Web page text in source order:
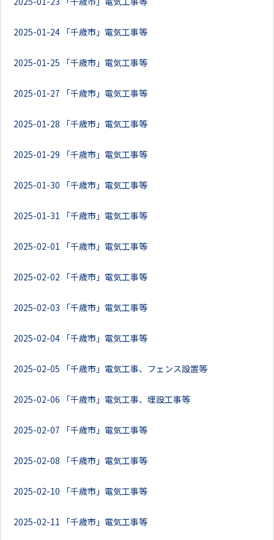
2025-01-24 「千歳市」電気工事等
2025-01-25 「千歳市」電気工事等
2025-01-27 「千歳市」電気工事等
2025-01-28 「千歳市」電気工事等
2025-01-29 「千歳市」電気工事等
2025-01-30 「千歳市」電気工事等
2025-01-31 「千歳市」電気工事等
2025-02-01 「千歳市」電気工事等
2025-02-02 「千歳市」電気工事等
2025-02-03 「千歳市」電気工事等
2025-02-04 「千歳市」電気工事等
2025-02-05 「千歳市」電気工事、フェンス設置等
2025-02-06 「千歳市」電気工事、埋設工事等
2025-02-07 「千歳市」電気工事等
2025-02-08 「千歳市」電気工事等
2025-02-10 「千歳市」電気工事等
2025-02-11 「千歳市」電気工事等